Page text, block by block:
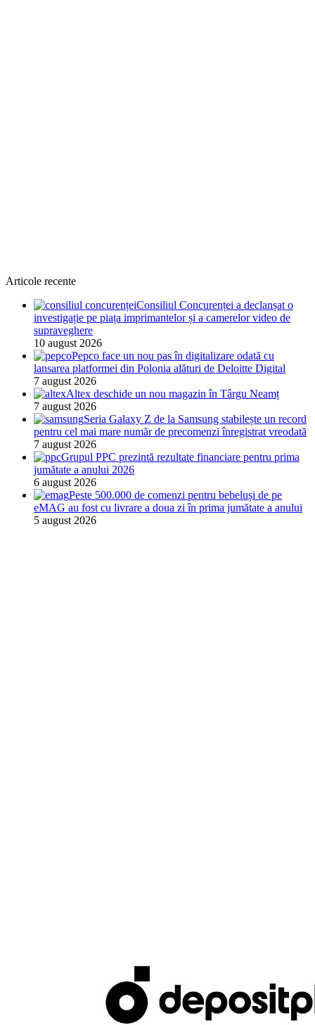
Articole recente
Consiliul Concurenței a declanșat o
investigație pe piața imprimantelor și a camerelor video de
supraveghere
10 august 2026
Pepco face un nou pas în digitalizare odată cu
lansarea platformei din Polonia alături de Deloitte Digital
7 august 2026
Altex deschide un nou magazin în Târgu Neamț
7 august 2026
Seria Galaxy Z de la Samsung stabilește un record
pentru cel mai mare număr de precomenzi înregistrat vreodată
7 august 2026
Grupul PPC prezintă rezultate financiare pentru prima
jumătate a anului 2026
6 august 2026
Peste 500.000 de comenzi pentru bebeluși de pe
eMAG au fost cu livrare a doua zi în prima jumătate a anului
5 august 2026